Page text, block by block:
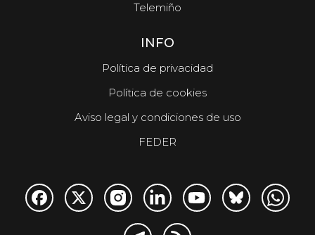
Telemiño
INFO
Política de privacidad
Política de cookies
Aviso legal y condiciones de uso
FEDER